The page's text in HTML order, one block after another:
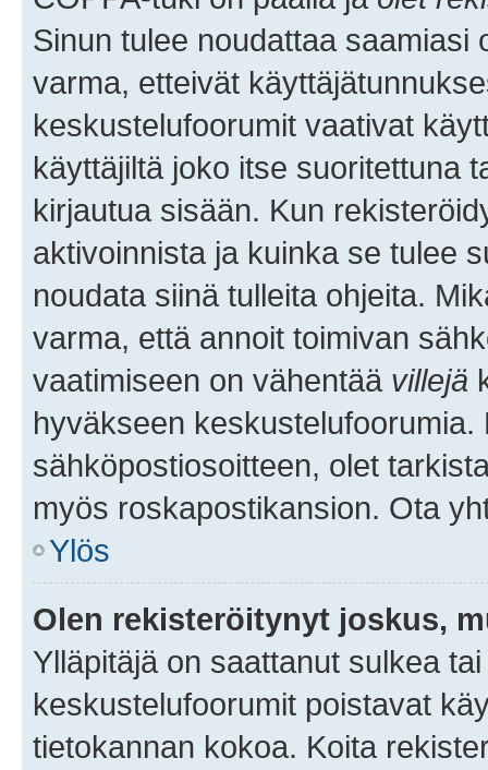
Sinun tulee noudattaa saamiasi
varma, etteivät
keskustelufoorumit vaativat
käyttäjiltä joko itse suoritettuna
kirjautua sisään. Kun
aktivoinnista ja kuinka se tulee
noudata siinä tulleita ohjeita.
varma, että annoit toimivan
vaatimiseen on vähentää villejä
hyväkseen
sähköpostiosoitteen, olet
myös roskapostikansion. Ota
Ylös
Olen rekisteröitynyt joskus,
Ylläpitäjä on saattanut sulkea
keskustelufoorumit poistavat
tietokannan kokoa. Koita